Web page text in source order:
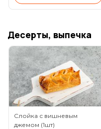
Десерты, выпечка
Слойка с вишневым
джемом (1шт)